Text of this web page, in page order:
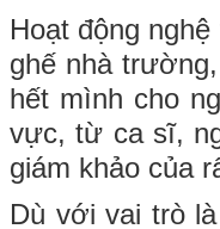
Hoạt động
ghế nhà
hết mình cho
vực, từ ca sĩ,
giám khảo của
Dù với vai trò